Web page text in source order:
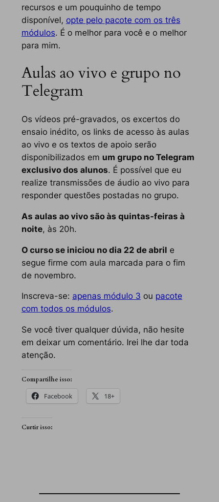
recursos e um pouquinho de tempo
disponível, opte pelo pacote com os três
módulos. É o melhor para você e o melhor
para mim.
Aulas ao vivo e grupo no
Telegram
Os vídeos pré-gravados, os excertos do
ensaio inédito, os links de acesso às aulas
ao vivo e os textos de apoio serão
disponibilizados em um grupo no Telegram
exclusivo dos alunos. É possível que eu
realize transmissões de áudio ao vivo para
responder questões postadas no grupo.
As aulas ao vivo são às quintas-feiras à
noite, às 20h.
O curso se iniciou no dia 22 de abril e
segue firme com aula marcada para o fim
de novembro.
Inscreva-se: apenas módulo 3 ou pacote
com todos os módulos.
Se você tiver qualquer dúvida, não hesite
em deixar um comentário. Irei lhe dar toda
atenção.
Compartilhe isso:
Facebook 18+
Curtir isso: